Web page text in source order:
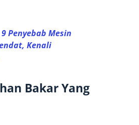
9 Penyebab Mesin
Kenali
Bakar Yang